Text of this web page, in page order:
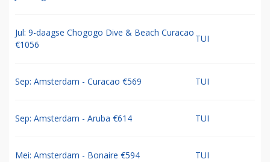
Jul: 9-daagse Chogogo Dive & Beach Curacao
€1056
TUI
Sep: Amsterdam - Curacao €569 TUI
Sep: Amsterdam - Aruba €614 TUI
Mei: Amsterdam - Bonaire €594 TUI